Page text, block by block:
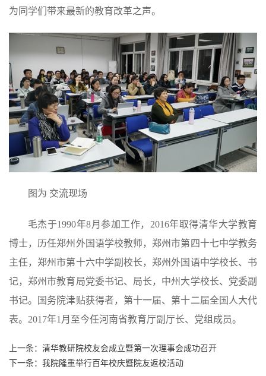
为同学们带来最新的教育改革之声。
图为 交流现场
毛杰于1990年8月参加工作，2016年取得清华大学教育
博士，历任郑州外国语学校教师，郑州市第四十七中学教务
主任，郑州市第十六中学副校长，郑州外国语中学校长、书
记，郑州市教育局党委书记、局长，中州大学校长、党委副
书记。国务院津贴获得者，第十一届、第十二届全国人大代
表。2017年1月至今任河南省教育厅副厅长、党组成员。
上一条： 清华教研院校友会成立暨第一次理事会成功召开
下一条： 我院隆重举行百年校庆暨院友返校活动